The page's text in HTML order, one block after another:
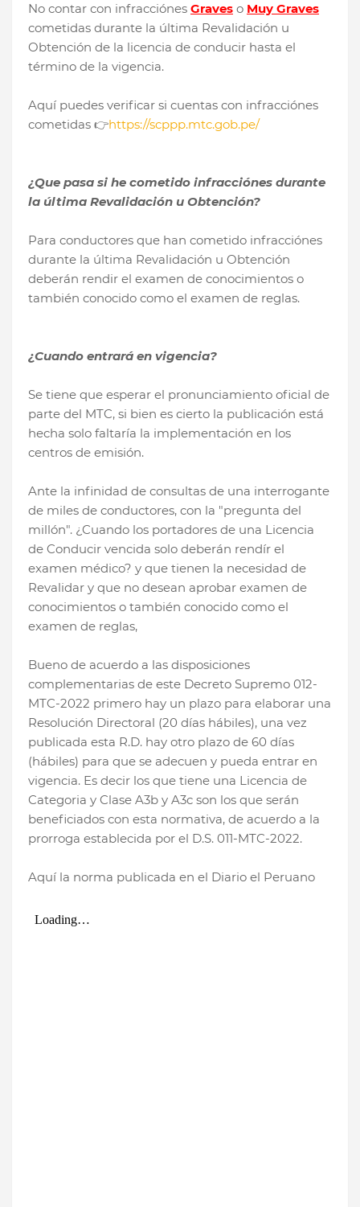
No contar con infracciónes Graves o Muy Graves
cometidas durante la última Revalidación u
Obtención de la licencia de conducir hasta el
término de la vigencia.
Aquí puedes verificar si cuentas con infracciónes
cometidas 👉https://scppp.mtc.gob.pe/
¿Que pasa si he cometido infracciónes durante
la última Revalidación u Obtención?
Para conductores que han cometido infracciónes
durante la última Revalidación u Obtención
deberán rendir el examen de conocimientos o
también conocido como el examen de reglas.
¿Cuando entrará en vigencia?
Se tiene que esperar el pronunciamiento oficial de
parte del MTC, si bien es cierto la publicación está
hecha solo faltaría la implementación en los
centros de emisión.
Ante la infinidad de consultas de una interrogante
de miles de conductores, con la "pregunta del
millón". ¿Cuando los portadores de una Licencia
de Conducir vencida solo deberán rendír el
examen médico? y que tienen la necesidad de
Revalidar y que no desean aprobar examen de
conocimientos o también conocido como el
examen de reglas,
Bueno de acuerdo a las disposiciones
complementarias de este Decreto Supremo 012-
MTC-2022 primero hay un plazo para elaborar una
Resolución Directoral (20 días hábiles), una vez
publicada esta R.D. hay otro plazo de 60 días
(hábiles) para que se adecuen y pueda entrar en
vigencia. Es decir los que tiene una Licencia de
Categoria y Clase A3b y A3c son los que serán
beneficiados con esta normativa, de acuerdo a la
prorroga establecida por el D.S. 011-MTC-2022.
Aquí la norma publicada en el Diario el Peruano